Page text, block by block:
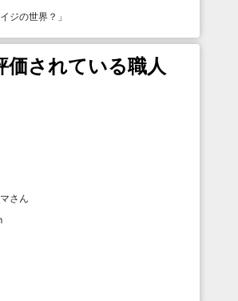
ジの世界？ 」
価されている職人
さん